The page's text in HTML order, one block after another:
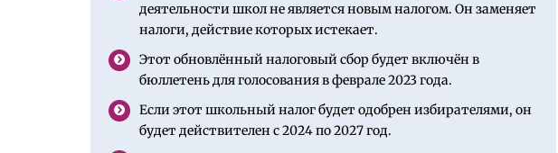
деятельности школ не является новым налогом. Он заменяет
налоги, действие которых истекает.
Этот обновлённый налоговый сбор будет включён в
бюллетень для голосования в феврале 2023 года.
Если этот школьный налог будет одобрен избирателями, он
будет действителен с 2024 по 2027 год.